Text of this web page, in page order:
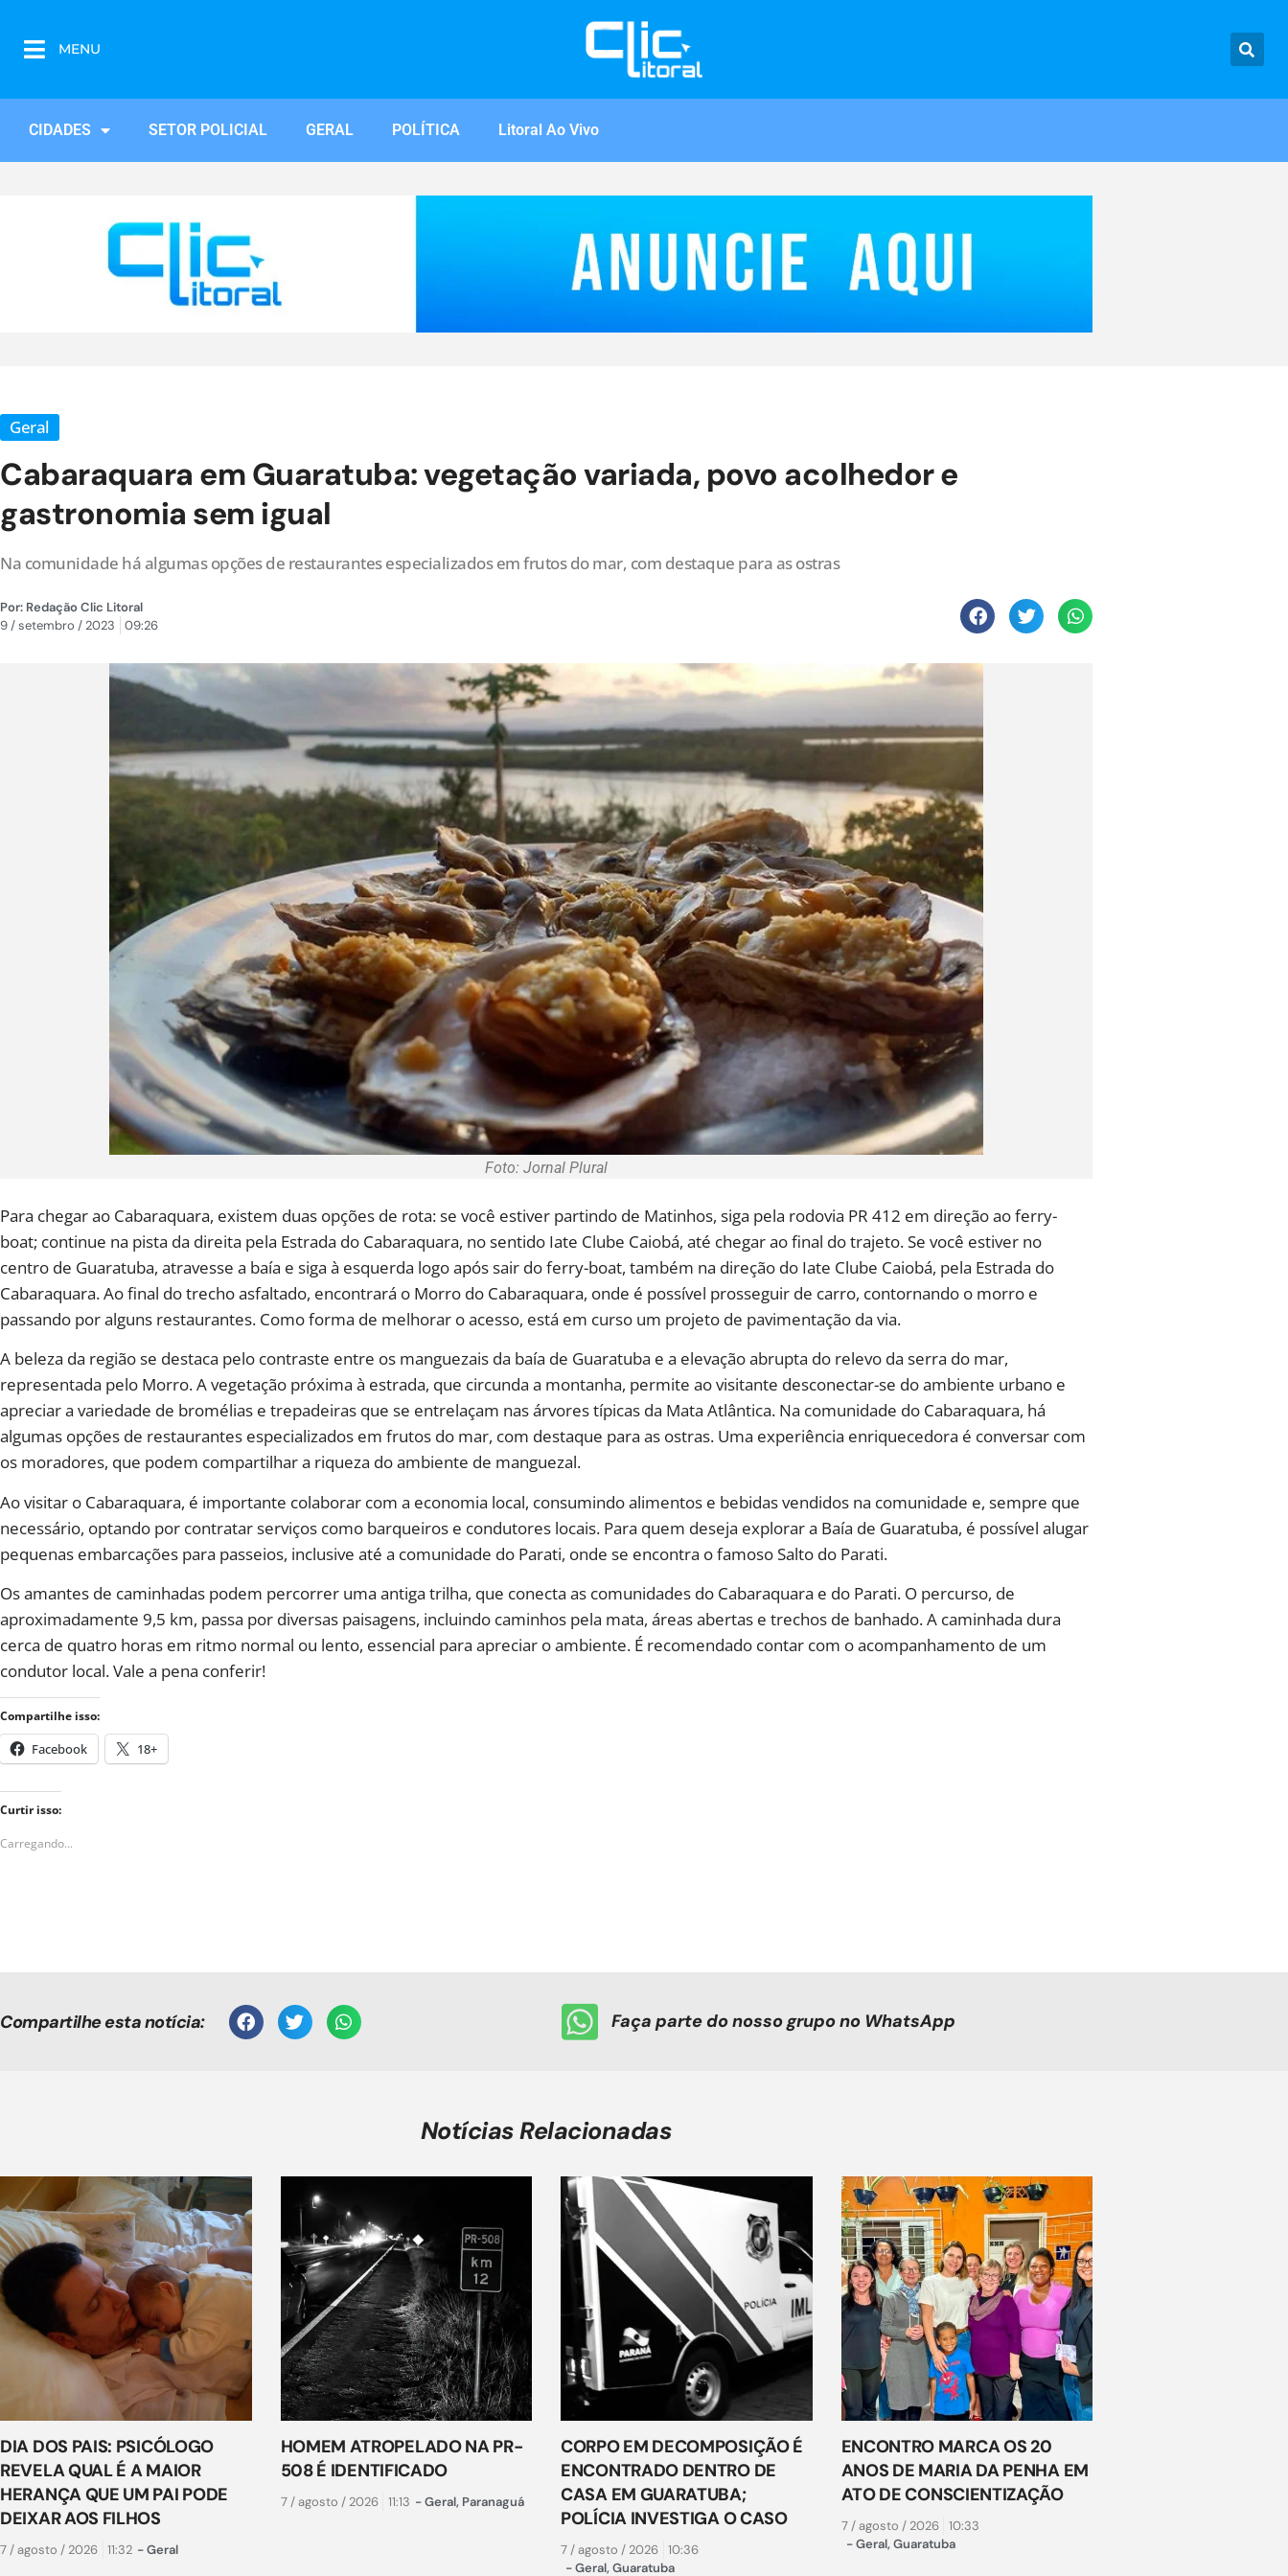
MENU
CIDADES SETOR POLICIAL GERAL POLÍTICA Litoral Ao Vivo
Geral
Cabaraquara em Guaratuba: vegetação variada, povo acolhedor e
gastronomia sem igual
Na comunidade há algumas opções de restaurantes especializados em frutos do mar, com destaque para as ostras
Por: Redação Clic Litoral
9 / setembro / 2023
09:26
Foto: Jornal Plural
Para chegar ao Cabaraquara, existem duas opções de rota: se você estiver partindo de Matinhos, siga pela rodovia PR 412 em direção ao ferry-
boat; continue na pista da direita pela Estrada do Cabaraquara, no sentido Iate Clube Caiobá, até chegar ao final do trajeto. Se você estiver no
centro de Guaratuba, atravesse a baía e siga à esquerda logo após sair do ferry-boat, também na direção do Iate Clube Caiobá, pela Estrada do
Cabaraquara. Ao final do trecho asfaltado, encontrará o Morro do Cabaraquara, onde é possível prosseguir de carro, contornando o morro e
passando por alguns restaurantes. Como forma de melhorar o acesso, está em curso um projeto de pavimentação da via.
A beleza da região se destaca pelo contraste entre os manguezais da baía de Guaratuba e a elevação abrupta do relevo da serra do mar,
representada pelo Morro. A vegetação próxima à estrada, que circunda a montanha, permite ao visitante desconectar-se do ambiente urbano e
apreciar a variedade de bromélias e trepadeiras que se entrelaçam nas árvores típicas da Mata Atlântica. Na comunidade do Cabaraquara, há
algumas opções de restaurantes especializados em frutos do mar, com destaque para as ostras. Uma experiência enriquecedora é conversar com
os moradores, que podem compartilhar a riqueza do ambiente de manguezal.
Ao visitar o Cabaraquara, é importante colaborar com a economia local, consumindo alimentos e bebidas vendidos na comunidade e, sempre que
necessário, optando por contratar serviços como barqueiros e condutores locais. Para quem deseja explorar a Baía de Guaratuba, é possível alugar
pequenas embarcações para passeios, inclusive até a comunidade do Parati, onde se encontra o famoso Salto do Parati.
Os amantes de caminhadas podem percorrer uma antiga trilha, que conecta as comunidades do Cabaraquara e do Parati. O percurso, de
aproximadamente 9,5 km, passa por diversas paisagens, incluindo caminhos pela mata, áreas abertas e trechos de banhado. A caminhada dura
cerca de quatro horas em ritmo normal ou lento, essencial para apreciar o ambiente. É recomendado contar com o acompanhamento de um
condutor local. Vale a pena conferir!
Compartilhe isso:
Facebook 18+
Curtir isso:
Carregando...
Compartilhe esta notícia: Faça parte do nosso grupo no WhatsApp
Notícias Relacionadas
DIA DOS PAIS: PSICÓLOGO
REVELA QUAL É A MAIOR
HERANÇA QUE UM PAI PODE
DEIXAR AOS FILHOS
7 / agosto / 2026 11:32 -Geral
HOMEM ATROPELADO NA PR-
508 É IDENTIFICADO
7 / agosto / 2026 11:13 -Geral, Paranaguá
CORPO EM DECOMPOSIÇÃO É
ENCONTRADO DENTRO DE
CASA EM GUARATUBA;
POLÍCIA INVESTIGA O CASO
7 / agosto / 2026 10:36
-Geral,Guaratuba
ENCONTRO MARCA OS 20
ANOS DE MARIA DA PENHA EM
ATO DE CONSCIENTIZAÇÃO
7 / agosto / 2026
10:33
-Geral,Guaratuba